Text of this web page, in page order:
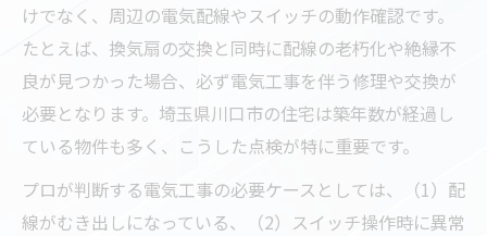
けでなく、周辺の電気配線やスイッチの動作確認です。
たとえば、換気扇の交換と同時に配線の老朽化や絶縁不
良が見つかった場合、必ず電気工事を伴う修理や交換が
必要となります。埼玉県川口市の住宅は築年数が経過し
ている物件も多く、こうした点検が特に重要です。
プロが判断する電気工事の必要ケースとしては、（1）配
線がむき出しになっている、（2）スイッチ操作時に異常